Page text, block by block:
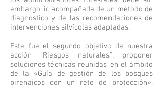
embargo, ir acompañada de un método de
diagnóstico y de las recomendaciones de
intervenciones silvícolas adaptadas.
Este fue el segundo objetivo de nuestra
acción "Riesgos naturales": proponer
soluciones técnicas reunidas en el ámbito
de la «Guía de gestión de los bosques
pirenaicos con un reto de protección».